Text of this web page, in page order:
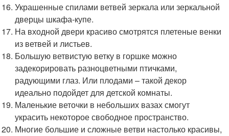
Украшенные спилами ветвей зеркала или зеркальной
дверцы шкафа-купе.
На входной двери красиво смотрятся плетеные венки
из ветвей и листьев.
Большую ветвистую ветку в горшке можно
задекорировать разноцветными птичками,
радующими глаз. Или плодами – такой декор
идеально подойдет для детской комнаты.
Маленькие веточки в небольших вазах смогут
украсить некоторое свободное пространство.
Многие большие и сложные ветви настолько красивы,